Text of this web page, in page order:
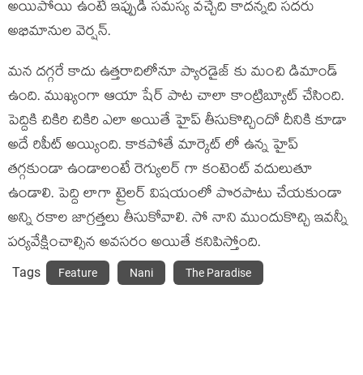
అయిపోయి ఉంటే ఇప్పుడీ సమస్య వచ్చేది కాదన్నది సదరు
అభిమానుల వెర్షన్.
మన దగ్గరే కాదు ఉత్తరాదిలోనూ ప్యారడైజ్ కు మంచి డిమాండ్
ఉంది. ముఖ్యంగా ఆయా షేర్ పాట చాలా కాంట్రిబ్యూట్ చేసింది.
పెద్దికి చికిరి చికిరి ఎలా అయితే హైప్ తీసుకొచ్చిందో దీనికి కూడా
అదే రిపీట్ అయ్యింది. కాకపోతే మార్కెట్ లో ఉన్న హైప్
తగ్గకుండా ఉండాలంటే రెగ్యులర్ గా కంటెంట్ వదులుతూ
ఉండాలి. పెద్ది లాగా ట్రైలర్ విషయంలో పొరపాటు చేయకుండా
అన్ని రకాల జాగ్రత్తలు తీసుకోవాలి. సో నాని ముందుకొచ్చి ఇవన్నీ
పర్యవేక్షించాల్సిన అవసరం అయితే కనిపిస్తోంది.
Tags Feature Nani The Paradise